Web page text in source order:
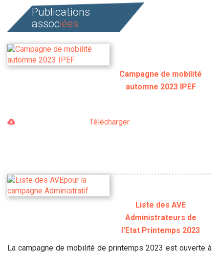
Publications
associées
Campagne de mobilité
automne 2023 IPEF
Télécharger
Liste des AVE
Administrateurs de
l'Etat Printemps 2023
La campagne de mobilité de printemps 2023 est ouverte à